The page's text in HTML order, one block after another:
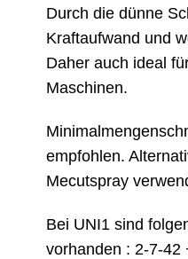
Durch die dünne
Kraftaufwand und
Daher auch ideal
Maschinen.
empfohlen.
Mecutspray
Bei UNI1 sind
vorhanden : 2-7-42